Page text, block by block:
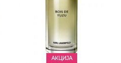
АКЦИЈА